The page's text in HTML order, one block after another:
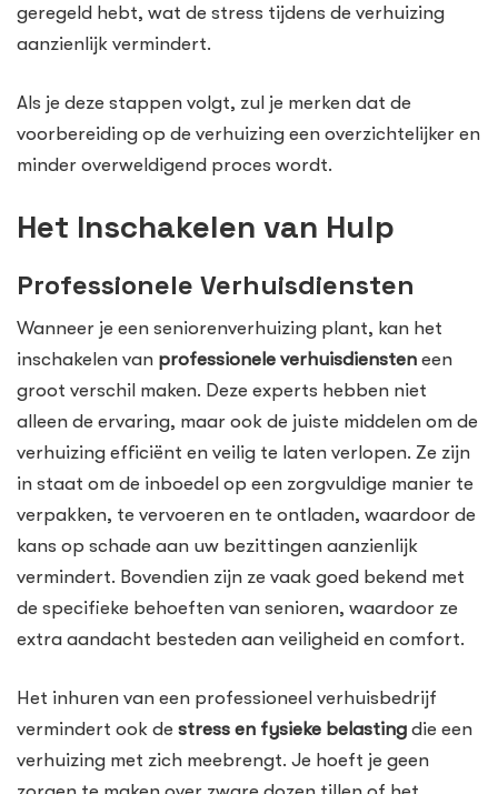
geregeld hebt, wat de stress tijdens de verhuizing
aanzienlijk vermindert.
Als je deze stappen volgt, zul je merken dat de
voorbereiding op de verhuizing een overzichtelijker en
minder overweldigend proces wordt.
Het Inschakelen van Hulp
Professionele Verhuisdiensten
Wanneer je een seniorenverhuizing plant, kan het
inschakelen van professionele verhuisdiensten een
groot verschil maken. Deze experts hebben niet
alleen de ervaring, maar ook de juiste middelen om de
verhuizing efficiënt en veilig te laten verlopen. Ze zijn
in staat om de inboedel op een zorgvuldige manier te
verpakken, te vervoeren en te ontladen, waardoor de
kans op schade aan uw bezittingen aanzienlijk
vermindert. Bovendien zijn ze vaak goed bekend met
de specifieke behoeften van senioren, waardoor ze
extra aandacht besteden aan veiligheid en comfort.
Het inhuren van een professioneel verhuisbedrijf
vermindert ook de stress en fysieke belasting die een
verhuizing met zich meebrengt. Je hoeft je geen